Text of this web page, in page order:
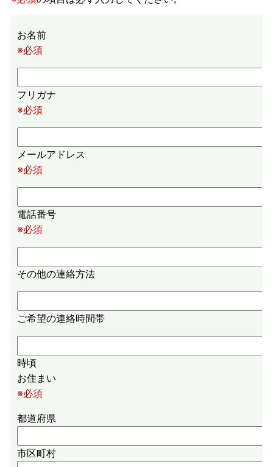
お名前
※必須
フリガナ
※必須
メールアドレス
※必須
電話番号
※必須
その他の連絡方法
ご希望の連絡時間帯
時頃
お住まい
※必須
都道府県
市区町村